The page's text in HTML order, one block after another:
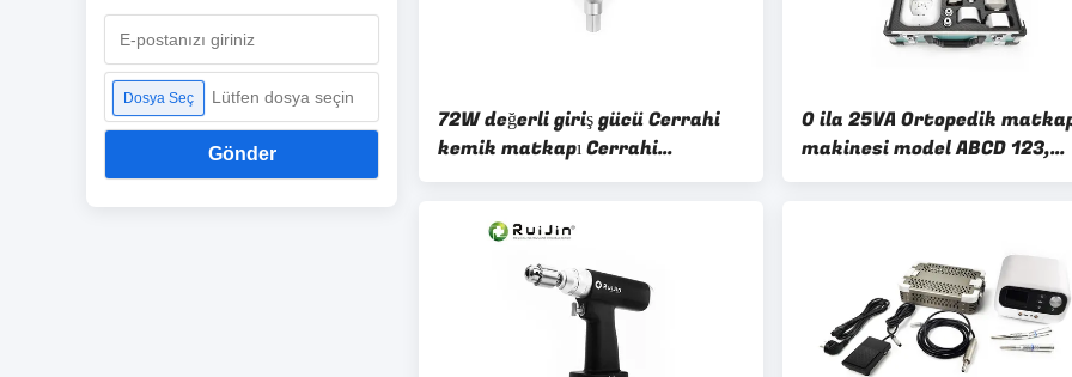
Dosya Seç Lütfen dosya seçin
Gönder
72W değerli giriş gücü Cerrahi
kemik matkapı Cerrahi
prosedürlerde hassasiyet ve
dayanıklı tıbbi araç
0 ila 25VA Ortopedik
makinesi model ABCD 123,
ortopedik prosedürler ve